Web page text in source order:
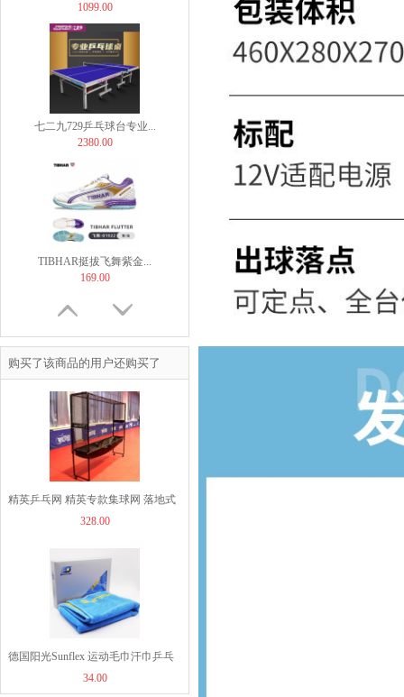
1099.00
七二九729乒乓球台专业...
2380.00
TIBHAR挺拔飞舞紫金...
169.00
【非正常底板尺寸】But...
60.00
1260.00
购买了该商品的用户还购买了
精英乒乓网 精英专款集球网 落地式
乒乓球收球网球台回收网
328.00
德国阳光Sunflex 运动毛巾汗巾乒乓
球羽毛球运动擦脸擦汗毛巾纯棉 蓝
34.00